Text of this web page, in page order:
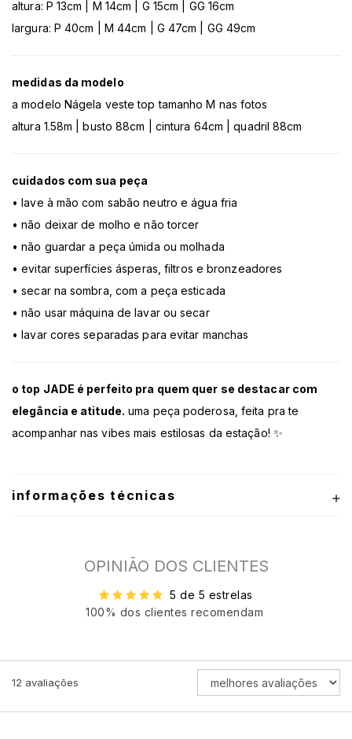
altura: P 13cm | M 14cm | G 15cm | GG 16cm
largura: P 40cm | M 44cm | G 47cm | GG 49cm
medidas da modelo
a modelo Nágela veste top tamanho M nas fotos
altura 1.58m | busto 88cm | cintura 64cm | quadril 88cm
cuidados com sua peça
• lave à mão com sabão neutro e água fria
• não deixar de molho e não torcer
• não guardar a peça úmida ou molhada
• evitar superfícies ásperas, filtros e bronzeadores
• secar na sombra, com a peça esticada
• não usar máquina de lavar ou secar
• lavar cores separadas para evitar manchas
o top JADE é perfeito pra quem quer se destacar com
elegância e atitude. uma peça poderosa, feita pra te
acompanhar nas vibes mais estilosas da estação! ✨
informações técnicas
OPINIÃO DOS CLIENTES
5 de 5 estrelas
100% dos clientes recomendam
12 avaliações
ORDENAR
AVALIAÇÕES